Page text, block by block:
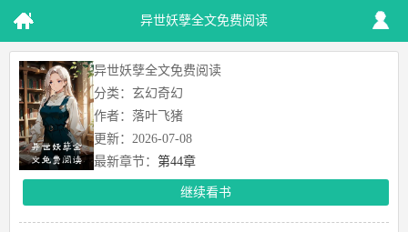
异世妖孽全文免费阅读
异世妖孽全文免费阅读
分类：玄幻奇幻
作者：落叶飞猪
更新：2026-07-08
最新章节：第44章
继续看书